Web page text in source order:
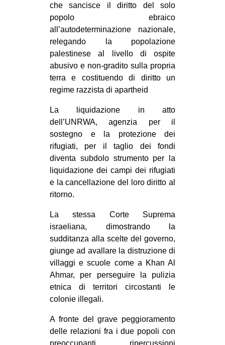
che sancisce il diritto del solo
popolo ebraico
all’autodeterminazione nazionale,
relegando la popolazione
palestinese al livello di ospite
abusivo e non-gradito sulla propria
terra e costituendo di diritto un
regime razzista di apartheid
La liquidazione in atto
dell’UNRWA, agenzia per il
sostegno e la protezione dei
rifugiati, per il taglio dei fondi
diventa subdolo strumento per la
liquidazione dei campi dei rifugiati
e la cancellazione del loro diritto al
ritorno.
La stessa Corte Suprema
israeliana, dimostrando la
sudditanza alla scelte del governo,
giunge ad avallare la distruzione di
villaggi e scuole come a Khan Al
Ahmar, per perseguire la pulizia
etnica di territori circostanti le
colonie illegali.
A fronte del grave peggioramento
delle relazioni fra i due popoli con
preoccupanti ripercussioni